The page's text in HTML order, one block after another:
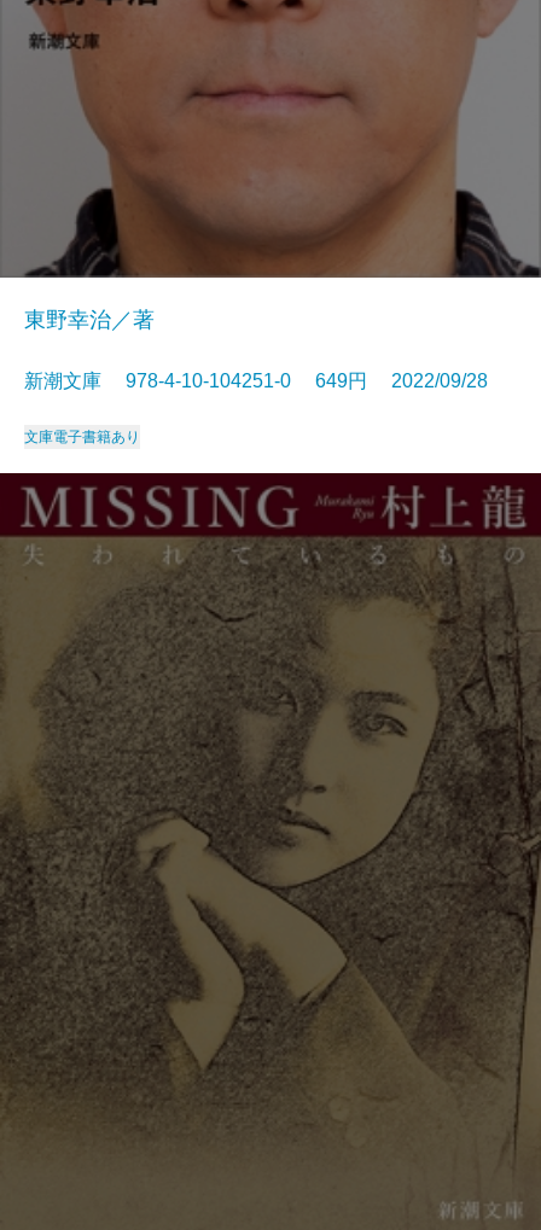
東野幸治／著
新潮文庫 978-4-10-104251-0 649円 2022/09/28
文庫電子書籍あり